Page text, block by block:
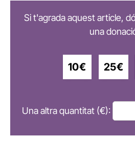
Si t'agrada aquest article,
una
10€ 25€
Una altra quantitat (€):